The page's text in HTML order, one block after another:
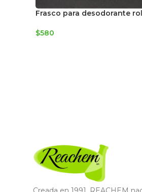
Frasco para desodorante
$580